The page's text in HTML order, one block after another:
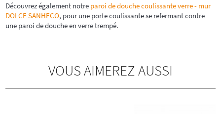
Découvrez également notre paroi de douche coulissante verre - mur
DOLCE SANHECO, pour une porte coulissante se refermant contre
une paroi de douche en verre trempé.
VOUS AIMEREZ AUSSI